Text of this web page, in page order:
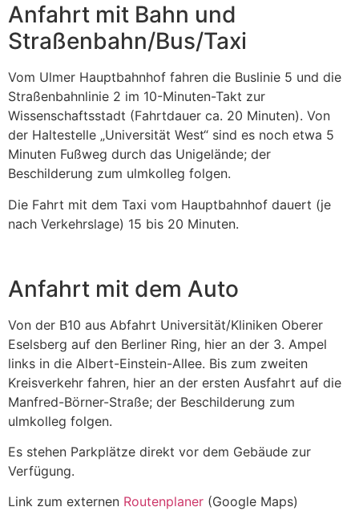
Anfahrt mit Bahn und
Straßenbahn/Bus/Taxi
Vom Ulmer Hauptbahnhof fahren die Buslinie 5 und die
Straßenbahnlinie 2 im 10-Minuten-Takt zur
Wissenschaftsstadt (Fahrtdauer ca. 20 Minuten). Von
der Haltestelle „Universität West“ sind es noch etwa 5
Minuten Fußweg durch das Unigelände; der
Beschilderung zum ulmkolleg folgen.
Die Fahrt mit dem Taxi vom Hauptbahnhof dauert (je
nach Verkehrslage) 15 bis 20 Minuten.
Anfahrt mit dem Auto
Von der B10 aus Abfahrt Universität/Kliniken Oberer
Eselsberg auf den Berliner Ring, hier an der 3. Ampel
links in die Albert-Einstein-Allee. Bis zum zweiten
Kreisverkehr fahren, hier an der ersten Ausfahrt auf die
Manfred-Börner-Straße; der Beschilderung zum
ulmkolleg folgen.
Es stehen Parkplätze direkt vor dem Gebäude zur
Verfügung.
Link zum externen Routenplaner (Google Maps)